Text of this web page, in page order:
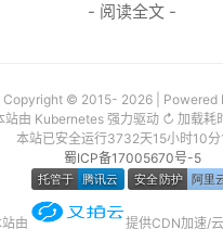
生活
归档
留言
友链
- 阅读全文 -
Copyright © 2015- 2026 | Powered
站由 Kubernetes 强力驱动 ↻ 加载耗
本站已安全运行3732天15小时10分
蜀ICP备17005670号-5
由 提供CDN加速/